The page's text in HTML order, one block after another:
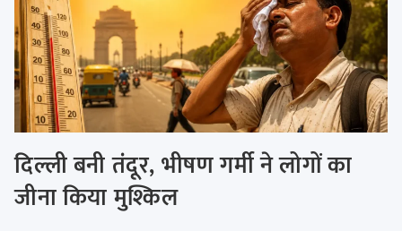
दिल्ली बनी तंदूर, भीषण गर्मी ने लोगों का
जीना किया मुश्किल